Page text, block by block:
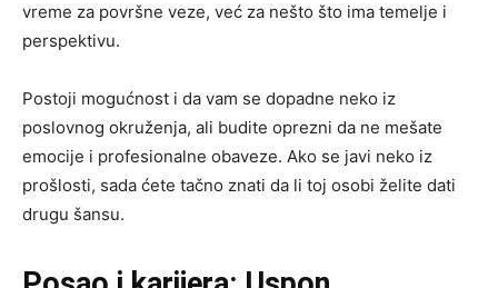
vreme za površne veze, već za nešto što ima temelje i
perspektivu.
Postoji mogućnost i da vam se dopadne neko iz
poslovnog okruženja, ali budite oprezni da ne mešate
emocije i profesionalne obaveze. Ako se javi neko iz
prošlosti, sada ćete tačno znati da li toj osobi želite dati
drugu šansu.